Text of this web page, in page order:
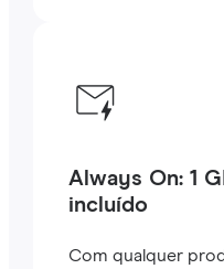
Always On: 1
incluído
Com qualquer